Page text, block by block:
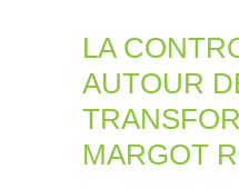
LA
AUTOUR
MARGOT